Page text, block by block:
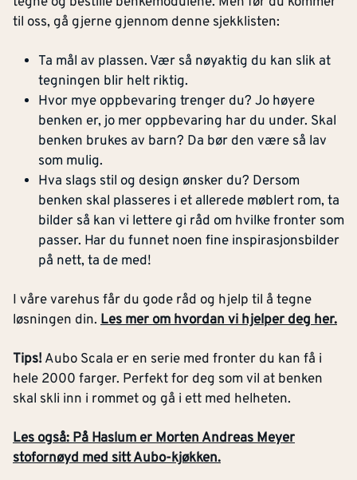
til oss, gå gjerne gjennom denne sjekklisten:
Ta mål av plassen. Vær så nøyaktig du kan slik at
tegningen blir helt riktig.
Hvor mye oppbevaring trenger du? Jo høyere
benken er, jo mer oppbevaring har du under. Skal
benken brukes av barn? Da bør den være så lav
som mulig.
Hva slags stil og design ønsker du? Dersom
benken skal plasseres i et allerede møblert rom, ta
bilder så kan vi lettere gi råd om hvilke fronter som
passer. Har du funnet noen fine inspirasjonsbilder
på nett, ta de med!
I våre varehus får du gode råd og hjelp til å tegne
løsningen din. Les mer om hvordan vi hjelper deg her.
Tips!Aubo Scala er en serie med fronter du kan få i
hele 2000 farger. Perfekt for deg som vil at benken
skal skli inn i rommet og gå i ett med helheten.
Les også: På Haslum er Morten Andreas Meyer
stofornøyd med sitt Aubo-kjøkken.